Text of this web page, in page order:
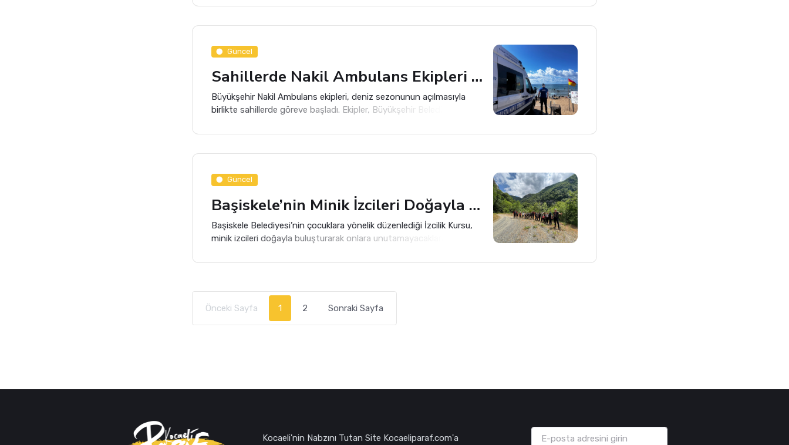
kopan dalın altında kalarak yaralandı.
Güncel
Sahillerde Nakil Ambulans Ekipleri Sahillerde Nöbette
Büyükşehir Nakil Ambulans ekipleri, deniz sezonunun açılmasıyla
birlikte sahillerde göreve başladı. Ekipler, Büyükşehir Belediyesi Nakil
başladı.
Güncel
Başiskele’nin Minik İzcileri Doğayla Buluştu
Başiskele Belediyesi’nin çocuklara yönelik düzenlediği İzcilik Kursu,
minik izcileri doğayla buluşturarak onlara unutamayacakları güzel
Önceki Sayfa 1 2 Sonraki Sayfa
Kocaeli'nin Nabzını Tutan Site Kocaeliparaf.com'a